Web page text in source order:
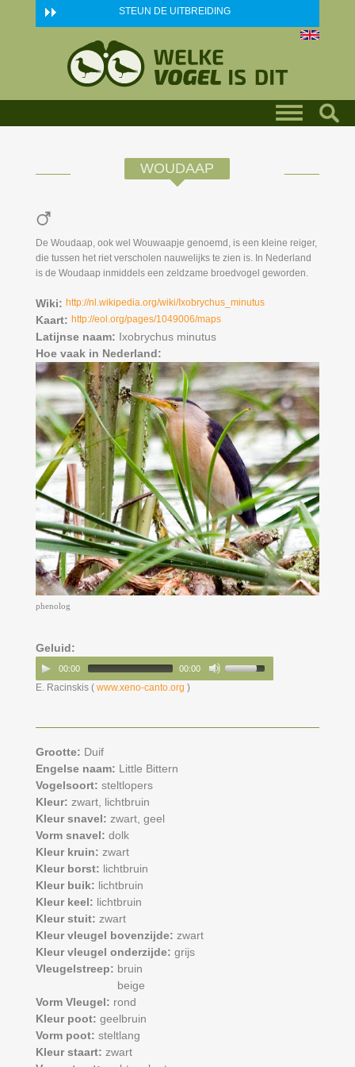
Skip to main content STEUN DE UITBREIDING
WOUDAAP
De Woudaap, ook wel Wouwaapje genoemd, is een kleine reiger,
die tussen het riet verscholen nauwelijks te zien is. In Nederland
is de Woudaap inmiddels een zeldzame broedvogel geworden.
Wiki: http://nl.wikipedia.org/wiki/Ixobrychus_minutus
Kaart: http://eol.org/pages/1049006/maps
Latijnse naam: Ixobrychus minutus
Hoe vaak in Nederland:
phenolog
Geluid:
00:00 00:00
E. Racinskis ( www.xeno-canto.org )
Grootte: Duif
Engelse naam: Little Bittern
Vogelsoort: steltlopers
Kleur: zwart, lichtbruin
Kleur snavel: zwart, geel
Vorm snavel: dolk
Kleur kruin: zwart
Kleur borst: lichtbruin
Kleur buik: lichtbruin
Kleur keel: lichtbruin
Kleur stuit: zwart
Kleur vleugel bovenzijde: zwart
Kleur vleugel onderzijde: grijs
Vleugelstreep: bruin
beige
Vorm Vleugel: rond
Kleur poot: geelbruin
Vorm poot: steltlang
Kleur staart: zwart